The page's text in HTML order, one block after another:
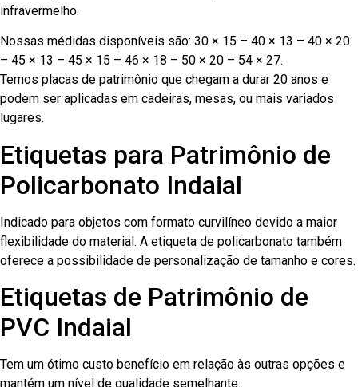
infravermelho.
Nossas médidas disponíveis são: 30 × 15 – 40 × 13 – 40 × 20
– 45 × 13 – 45 × 15 – 46 × 18 – 50 × 20 – 54 × 27.
Temos placas de patrimônio que chegam a durar 20 anos e
podem ser aplicadas em cadeiras, mesas, ou mais variados
lugares.
Etiquetas para Patrimônio de
Policarbonato Indaial
Indicado para objetos com formato curvilíneo devido a maior
flexibilidade do material. A etiqueta de policarbonato também
oferece a possibilidade de personalização de tamanho e cores.
Etiquetas de Patrimônio de
PVC Indaial
Tem um ótimo custo benefício em relação às outras opções e
mantém um nível de qualidade semelhante.